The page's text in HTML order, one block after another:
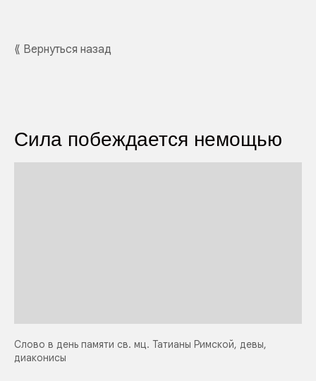
⟪ Вернуться назад
Сила побеждается немощью
Слово в день памяти св. мц. Татианы Римской, девы,
диаконисы